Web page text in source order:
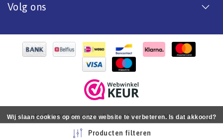
Volg ons
Copyright © 2026 - De online bootverf specialist. Van antifouling
tot aflak. - All rights reserved - RealizationInStijl Media
Producten filteren
Wij slaan cookies op om onze website te verbeteren. Is dat akkoord?
Nee Meer over cookies »